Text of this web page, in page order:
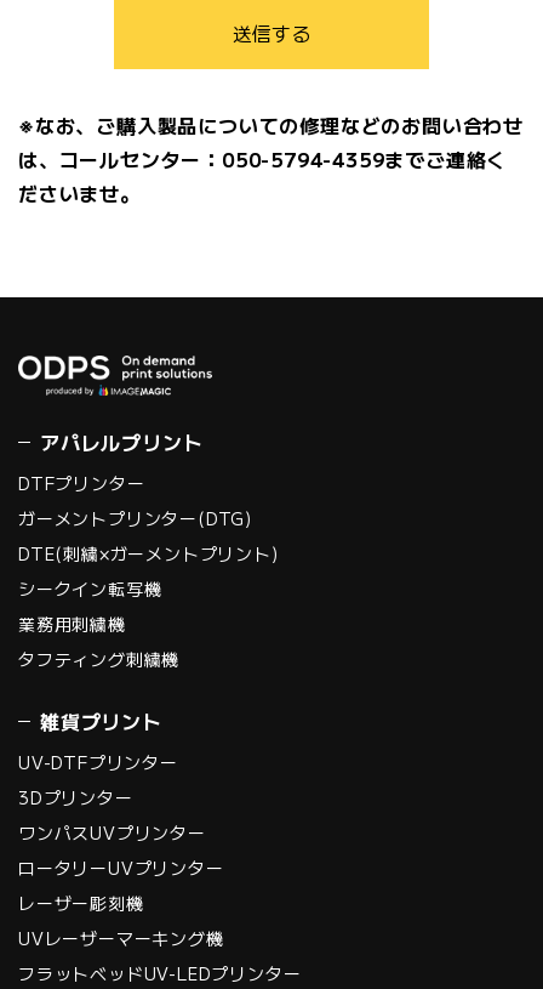
Mail：privacy@imagemagic.co.jp
お問合せ対応（本人の連絡を含む）のため
当社が取り扱う事業全般のご案内のため
4. 個人情報の開示等の請求
【お問合せ窓口】
〒112-0002 東京都文京区小石川1－3－11 ライジング
プラザ後楽園6F
Mail：privacy@imagemagic.co.jp
※ 土曜日・日曜日、祝日、年末年始、ゴールデンウィー
ク期間は翌営業日以降の対応とさせていただきます。
5. 個人情報を提供されることの任意性について
意によるものです。
できない場合があります。
※なお、ご購入製品についての修理などのお問い合わせ
は、コールセンター：050-5794-4359までご連絡く
ださいませ。
アパレルプリント
DTFプリンター
ガーメントプリンター(DTG)
DTE(刺繍×ガーメントプリント)
シークイン転写機
業務用刺繍機
タフティング刺繍機
雑貨プリント
UV-DTFプリンター
3Dプリンター
ワンパスUVプリンター
ロータリーUVプリンター
レーザー彫刻機
UVレーザーマーキング機
フラットベッドUV-LEDプリンター